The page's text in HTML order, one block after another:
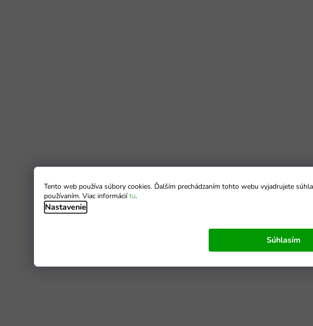
Tento web používa súbory cookies. Ďalším prechádzaním tohto webu vyjadrujete
používaním. Viac informáciítu.
Nastavenie
Súhlasím